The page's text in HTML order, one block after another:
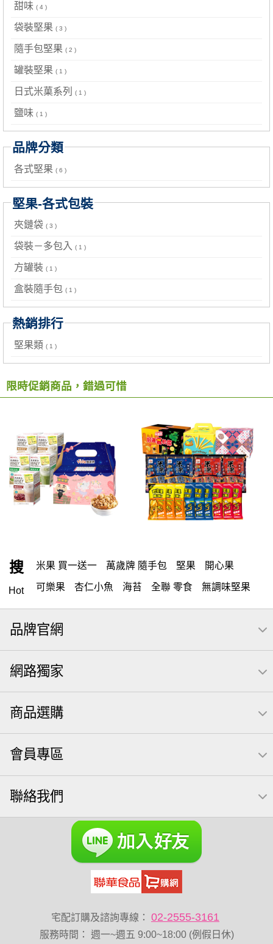
甜味 ( 4 )
袋裝堅果 ( 3 )
隨手包堅果 ( 2 )
罐裝堅果 ( 1 )
日式米菓系列 ( 1 )
鹽味 ( 1 )
品牌分類
各式堅果 ( 6 )
堅果-各式包裝
夾鏈袋 ( 3 )
袋裝－多包入 ( 1 )
方罐裝 ( 1 )
盒裝隨手包 ( 1 )
熱銷排行
堅果類 ( 1 )
限時促銷商品，錯過可惜
搜
Hot
米果 買一送一 萬歲牌 隨手包 堅果 開心果
可樂果 杏仁小魚 海苔 全聯 零食 無調味堅果
無調味 全聯 禮盒 堅穀力 綜合纖果 腰果 米果
全聯 素食
全聯 拜拜 洋芋片 元本山 萬歲牌 甘栗 小魚
薯條
南瓜子 起司 每日 icash 義大利麵 荷卡
卡廸那 95℃鮮脆三色丁
【萬歲牌】每日堅果系列 萬歲牌 南瓜籽 三角飯糰
萬歲牌 米果
VA 萬歲牌 總匯點心包(42gx20包) 總匯點心包
減糖日記
無調味綜合堅果 杏仁 小魚乾 全聯 海苔
無糖 堅果飲 萬歲牌小魚 滿天星
元氣什穀堅果飲 烘焙
萬歲牌 堅果小包裝活力堅果 香菜
魚 萬歲牌 蔓越莓 蜜汁腰果 寶咖咖 15g
品牌官網
網路獨家
商品選購
會員專區
聯絡我們
宅配訂購及諮詢專線： 02-2555-3161
服務時間 ： 週一~週五 9:00~18:00 (例假日休)